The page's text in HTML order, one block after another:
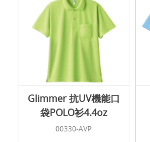
Glimmer 抗UV機能口
袋POLO衫4.4oz
00330-AVP